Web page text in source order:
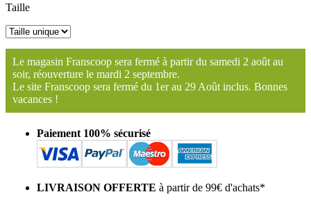
Taille
Le magasin Franscoop sera fermé à partir du samedi 2 août au
soir, réouverture le mardi 2 septembre.
Le site Franscoop sera fermé du 1er au 29 Août inclus. Bonnes
vacances !
Paiement 100% sécurisé
LIVRAISON OFFERTE à partir de 99€ d'achats*